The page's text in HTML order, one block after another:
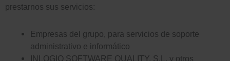
prestarnos sus servicios:
Empresas del grupo, para servicios de soporte
administrativo e informático
INLOGIQ SOFTWARE QUALITY, S.L. y otros
Política de privacidad App Work Orders
Volver al principio